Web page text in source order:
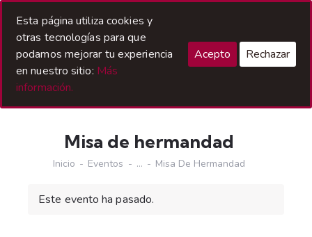
Misa de hermandad
Inicio Eventos ... Misa De Hermandad
Este evento ha pasado.
Esta página utiliza cookies y
otras tecnologías para que
podamos mejorar tu experiencia
en nuestro sitio: Más
información.
Acepto Rechazar